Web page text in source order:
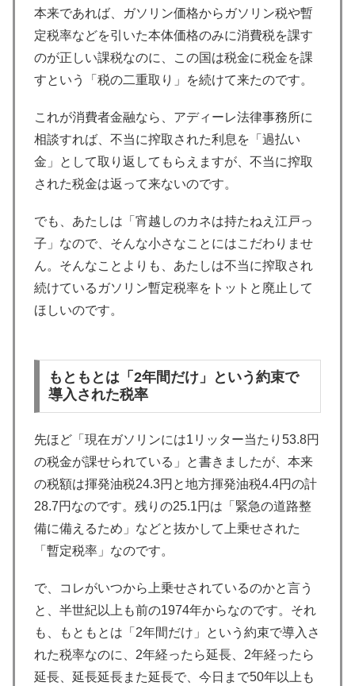
本来であれば、ガソリン価格からガソリン税や暫
定税率などを引いた本体価格のみに消費税を課す
のが正しい課税なのに、この国は税金に税金を課
すという「税の二重取り」を続けて来たのです。
これが消費者金融なら、アディーレ法律事務所に
相談すれば、不当に搾取された利息を「過払い
金」として取り返してもらえますが、不当に搾取
された税金は返って来ないのです。
でも、あたしは「宵越しのカネは持たねえ江戸っ
子」なので、そんな小さなことにはこだわりませ
ん。そんなことよりも、あたしは不当に搾取され
続けているガソリン暫定税率をトットと廃止して
ほしいのです。
もともとは「2年間だけ」という約束で
導入された税率
先ほど「現在ガソリンには1リッター当たり53.8円
の税金が課せられている」と書きましたが、本来
の税額は揮発油税24.3円と地方揮発油税4.4円の計
28.7円なのです。残りの25.1円は「緊急の道路整
備に備えるため」などと抜かして上乗せされた
「暫定税率」なのです。
で、コレがいつから上乗せされているのかと言う
と、半世紀以上も前の1974年からなのです。それ
も、もともとは「2年間だけ」という約束で導入さ
れた税率なのに、2年経ったら延長、2年経ったら
延長、延長延長また延長で、今日まで50年以上も